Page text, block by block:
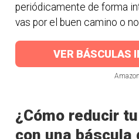
periódicamente de forma
vas por el buen camino o no.
VER BÁSCULAS
¿Cómo reducir
con una báscula